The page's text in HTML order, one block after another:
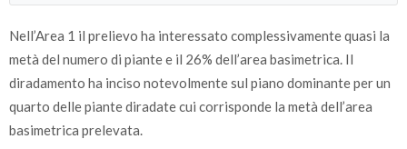
Nell’Area 1 il prelievo ha interessato complessivamente quasi la
metà del numero di piante e il 26% dell’area basimetrica. Il
diradamento ha inciso notevolmente sul piano dominante per un
quarto delle piante diradate cui corrisponde la metà dell’area
basimetrica prelevata.